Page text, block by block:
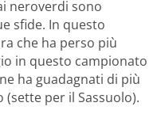
neroverdi sono
sfide. In questo
che ha perso più
in questo campionato
ha guadagnati di più
per il Sassuolo).